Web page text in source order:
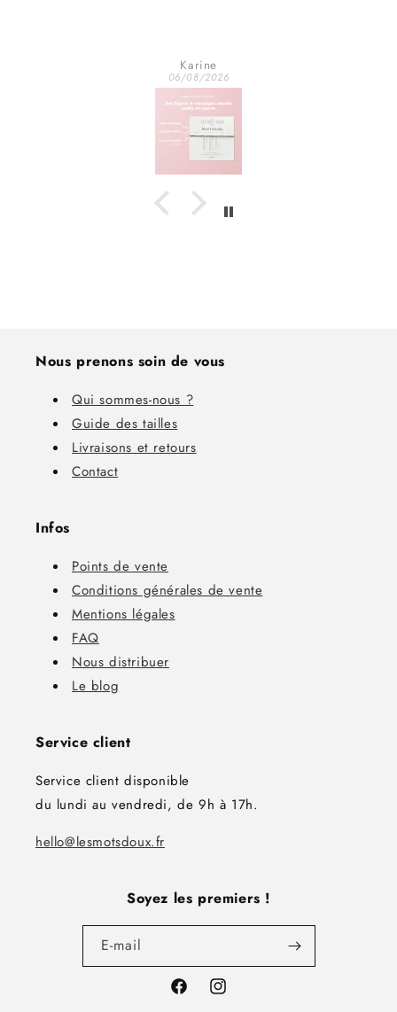
Karine
06/08/2026
Nous prenons soin de vous
Qui sommes-nous ?
Guide des tailles
Livraisons et retours
Contact
Infos
Points de vente
Conditions générales de vente
Mentions légales
FAQ
Nous distribuer
Le blog
Service client
Service client disponible
du lundi au vendredi, de 9h à 17h.
hello@lesmotsdoux.fr
Soyez les premiers !
E-mail
FacebookInstagram